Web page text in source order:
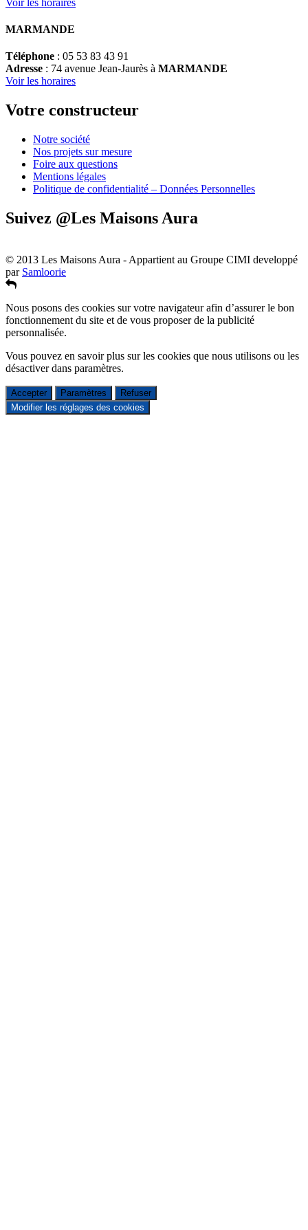
MARMANDE
Téléphone : 05 53 83 43 91
Adresse : 74 avenue Jean-Jaurès à MARMANDE
Voir les horaires
Votre constructeur
Notre société
Nos projets sur mesure
Foire aux questions
Mentions légales
Politique de confidentialité – Données Personnelles
Suivez @Les Maisons Aura
© 2013 Les Maisons Aura - Appartient au Groupe CIMI developpé
par Samloorie
Nous posons des cookies sur votre navigateur afin d’assurer le bon
fonctionnement du site et de vous proposer de la publicité
personnalisée.
Vous pouvez en savoir plus sur les cookies que nous utilisons ou les
désactiver dans paramètres.
Accepter Paramètres
Refuser
Modifier les réglages des cookies